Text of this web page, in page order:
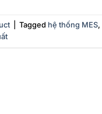
Tagged hệ thống MES,